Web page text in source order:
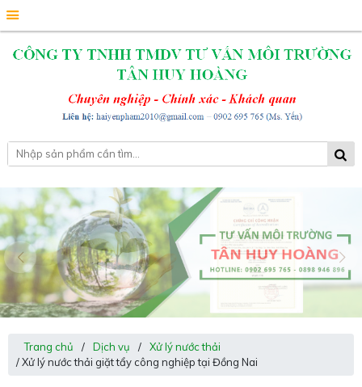
Trang chủ / Dịch vụ /
Xử lý nước thải
/ Xử lý nước thải giặt tẩy công nghiệp tại Đồng Nai